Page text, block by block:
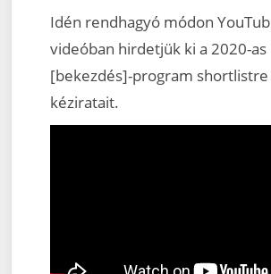
Idén rendhagyó módon
videóban hirdetjük ki a 2020-as
[bekezdés]-program
kéziratait.